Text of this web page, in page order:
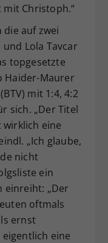
mit Christoph.“
auf zwei
und Lola Tavcar
topgesetzte
Haider-Maurer
mit 1:4, 4:2
sich. „Der Titel
eine
„Ich glaube,
nicht
ein
einreiht: „Der
oftmals
ernst
eine